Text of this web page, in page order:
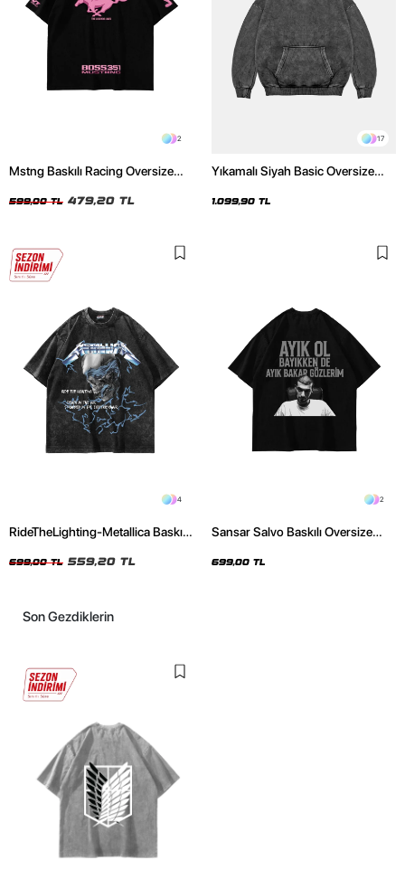
2
Mstng Baskılı Racing Oversize
599,00 TL 479,20 TL
17
Yıkamalı Siyah Basic Oversize
1.099,90 TL
4
RideTheLighting-Metallica Baskılı
Tshirt
699,00 TL 559,20 TL
2
Sansar Salvo Baskılı Oversize
699,00 TL
Son Gezdiklerin